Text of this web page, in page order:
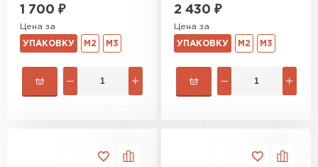
1 700 ₽
Цена за
УПАКОВКУ М2 М3
2 430 ₽
Цена за
УПАКОВКУ М2 М3
Утеплитель Rockwool
ПЕРЕЙТИ
ПЕРЕЙТИ